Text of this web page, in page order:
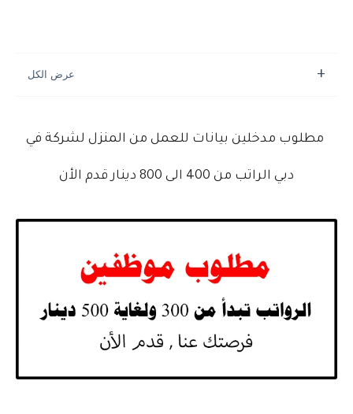
مطلوب مدخلين بيانات للعمل من المنزل لشركة في
دبي الراتب من 400 الى 800 دينار قدم الأن